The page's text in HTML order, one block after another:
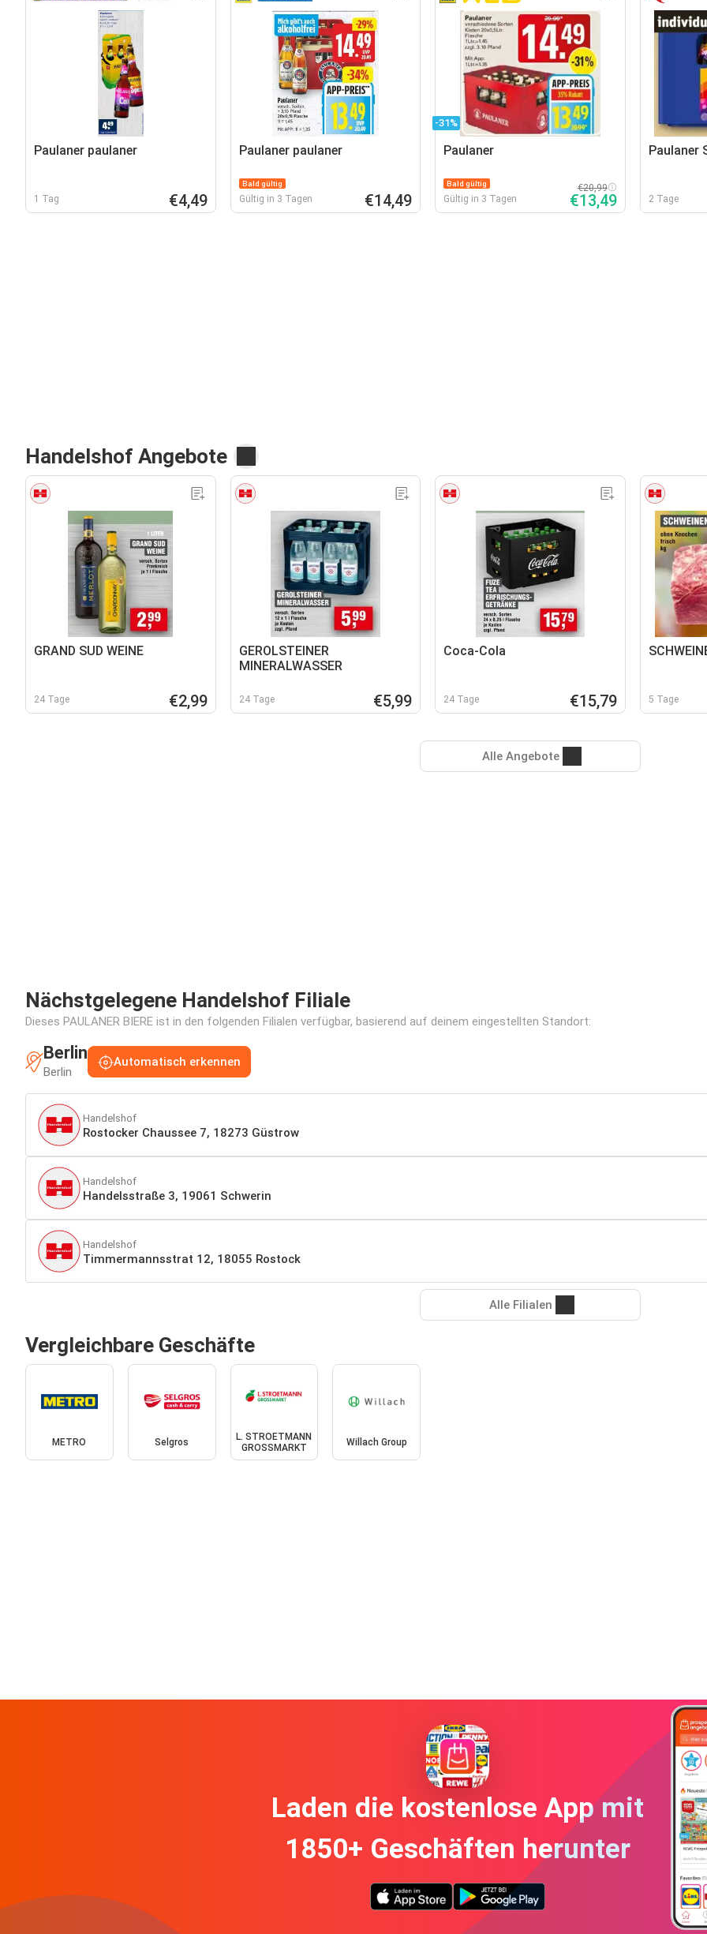
Paulaner paulaner
1 Tag €4,49
Paulaner paulaner
Bald gültig
Gültig in 3 Tagen €14,49
-31%
Paulaner
Bald gültig
Gültig in 3 Tagen
€20,99
€13,49
Paulaner
2 Tage
Handelshof Angebote
GRAND SUD WEINE
24 Tage €2,99
GEROLSTEINER
MINERALWASSER
24 Tage €5,99
Coca-Cola
24 Tage €15,79 5 Tage
Alle Angebote
Nächstgelegene Handelshof Filiale
Dieses PAULANER BIERE ist in den folgenden Filialen verfügbar, basierend auf deinem eingestellten Standort:
Berlin
Berlin
Automatisch erkennen
Handelshof
Rostocker Chaussee 7, 18273 Güstrow
Handelshof
Handelsstraße 3, 19061 Schwerin
Handelshof
Timmermannsstrat 12, 18055 Rostock
Alle Filialen
Vergleichbare Geschäfte
METRO Selgros
L. STROETMANN
GROSSMARKT
Willach Group
Laden die kostenlose App mit
1850+ Geschäften herunter